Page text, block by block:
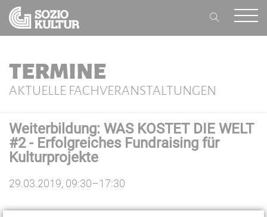
TERMINE
AKTUELLE FACHVERANSTALTUNGEN
Weiterbildung: WAS KOSTET DIE WELT
#2 - Erfolgreiches Fundraising für
Kulturprojekte
29.03.2019, 09:30–17:30